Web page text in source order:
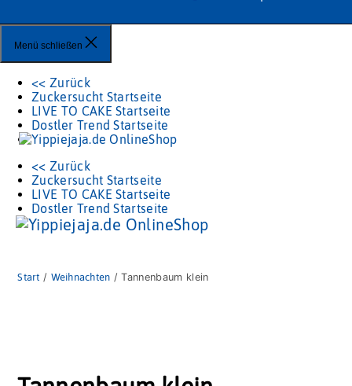
Menü schließen
<< Zurück
Zuckersucht Startseite
LIVE TO CAKE Startseite
Dostler Trend Startseite
<< Zurück
Zuckersucht Startseite
LIVE TO CAKE Startseite
Dostler Trend Startseite
Start / Weihnachten / Tannenbaum klein